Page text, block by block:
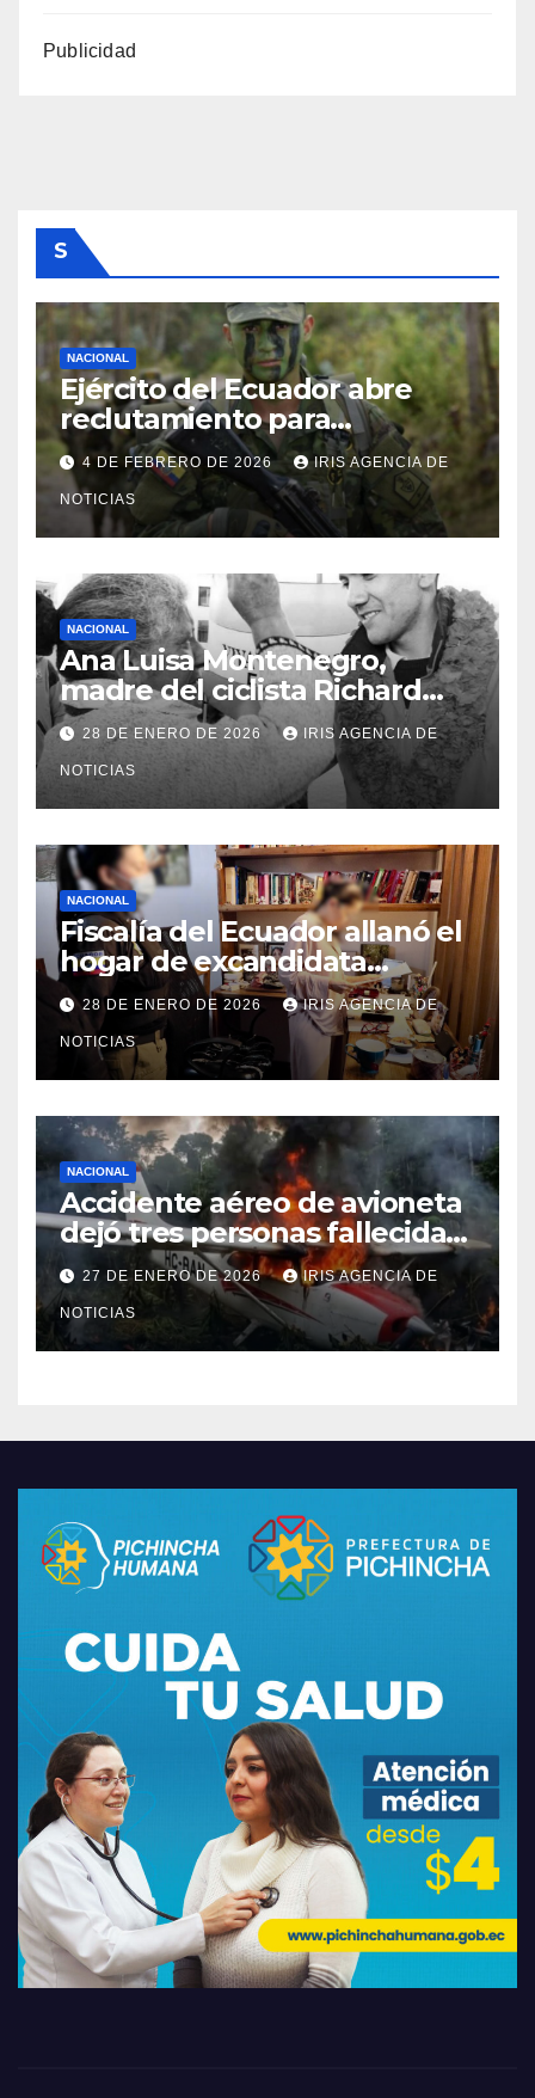
Publicidad
S
NACIONAL
Ejército del Ecuador abre
reclutamiento para
bachilleres a partir de este
viernes 6 de febrero
4 DE FEBRERO DE 2026 IRIS AGENCIA DE
NOTICIAS
NACIONAL
Ana Luisa Montenegro,
madre del ciclista Richard
Carapaz falleció en Tulcán, a
los 73 años
28 DE ENERO DE 2026 IRIS AGENCIA DE
NOTICIAS
NACIONAL
Fiscalía del Ecuador allanó el
hogar de excandidata
presidencial vinculada al caso
Caja Chica
28 DE ENERO DE 2026 IRIS AGENCIA DE
NOTICIAS
NACIONAL
Accidente aéreo de avioneta
dejó tres personas fallecidas
en provincia de Morona
Santiago
27 DE ENERO DE 2026 IRIS AGENCIA DE
NOTICIAS